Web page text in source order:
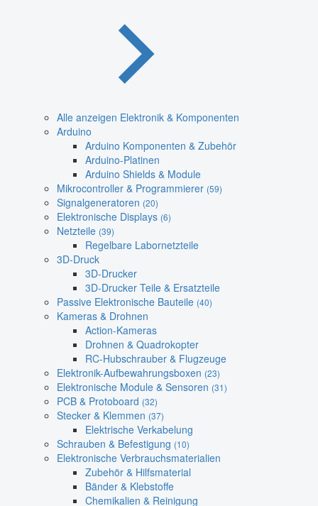
Alle anzeigen Elektronik & Komponenten
Arduino
Arduino Komponenten & Zubehör
Arduino-Platinen
Arduino Shields & Module
Mikrocontroller & Programmierer (59)
Signalgeneratoren (20)
Elektronische Displays (6)
Netzteile (39)
Regelbare Labornetzteile
3D-Druck
3D-Drucker
3D-Drucker Teile & Ersatzteile
Passive Elektronische Bauteile (40)
Kameras & Drohnen
Action-Kameras
Drohnen & Quadrokopter
RC-Hubschrauber & Flugzeuge
Elektronik-Aufbewahrungsboxen (23)
Elektronische Module & Sensoren (31)
PCB & Protoboard (32)
Stecker & Klemmen (37)
Elektrische Verkabelung
Schrauben & Befestigung (10)
Elektronische Verbrauchsmaterialien
Zubehör & Hilfsmaterial
Bänder & Klebstoffe
Chemikalien & Reinigung